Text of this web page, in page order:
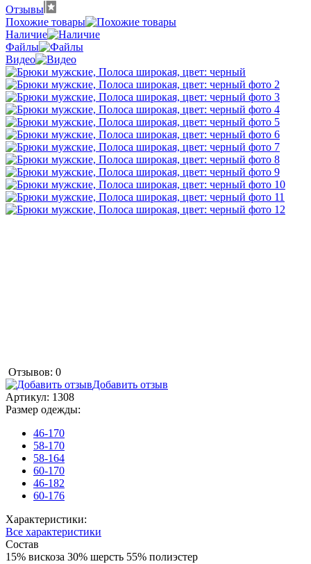
Отзывы
Похожие товары
Наличие
Файлы
Видео
Отзывов: 0
Добавить отзыв
Артикул: 1308
Размер одежды:
46-170
58-170
58-164
60-170
46-182
60-176
Характеристики:
Все характеристики
Состав
15% вискоза 30% шерсть 55% полиэстер